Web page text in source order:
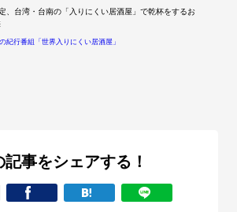
、台湾・台南の「入りにくい居酒屋」で乾杯をするお
行番組「世界入りにくい居酒屋」
記事をシェアする！